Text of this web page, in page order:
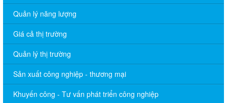
Quản lý năng lượng
Giá cả thị trường
Quản lý thị trường
Sản xuất công nghiệp - thương mại
Khuyến công - Tư vấn phát triển công nghiệp